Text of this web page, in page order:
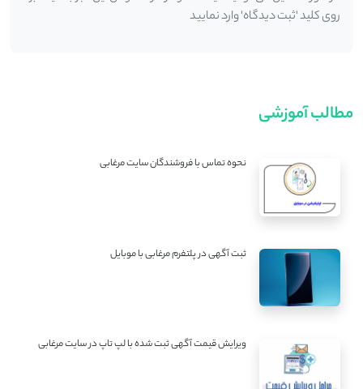
روی کلید 'ثبت دیدگاه' وارد نمایید
مطالب آموزشی
نحوه تماس با فروشندگان سایت مرغابی
ثبت آگهی در پلتفرم مرغابی با موبایل
ویرایش قیمت آگهی ثبت شده با لپ تاپ در سایت مرغابی